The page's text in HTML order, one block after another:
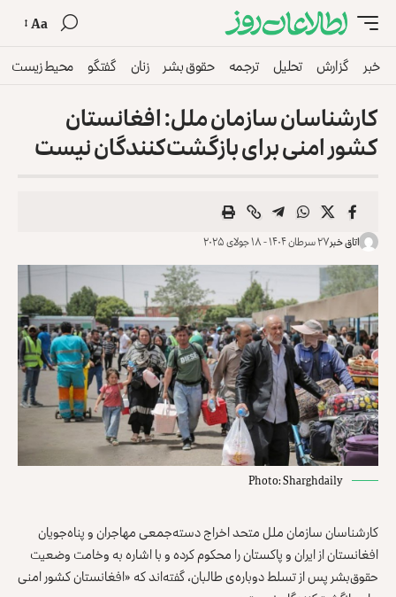
Aa
خبر گزارش تحلیل ترجمه حقوق بشر زنان گفتگو محیط زیست
کارشناسان سازمان ملل: افغانستان
کشور امنی برای بازگشت‌کنندگان نیست
اتاق خبر۲۷ سرطان ۱۴۰۴ - ۱۸ جولای ۲۰۲۵
Photo: Sharghdaily
کارشناسان سازمان ملل متحد اخراج دسته‌جمعی مهاجران و پناه‌جویان
افغانستان از ایران و پاکستان را محکوم کرده و با اشاره به وخامت وضعیت
حقوق‌‌بشر پس از تسلط دوباره‌ی طالبان، گفته‌اند که «افغانستان کشور امنی